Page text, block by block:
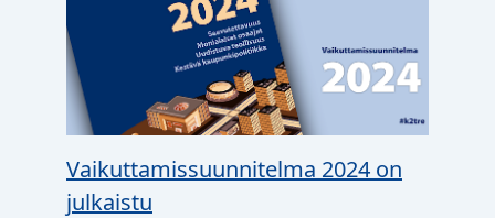
Vaikuttamissuunnitelma 2024 on
julkaistu